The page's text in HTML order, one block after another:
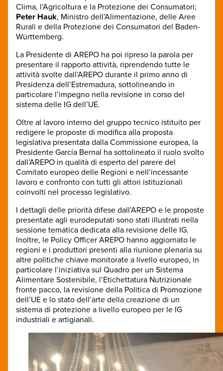
Clima, l’Agricoltura e la Protezione dei Consumatori;
Peter Hauk, Ministro dell’Alimentazione, delle Aree
Rurali e della Protezione dei Consumatori del Baden-
Württemberg.
La Presidente di AREPO ha poi ripreso la parola per
presentare il rapporto attività, riprendendo tutte le
attività svolte dall’AREPO durante il primo anno di
Presidenza dell’Estremadura, sottolineando in
particolare l’impegno nella revisione in corso del
sistema delle IG dell’UE.
Oltre al lavoro interno del gruppo tecnico istituito per
redigere le proposte di modifica alla proposta
legislativa presentata dalla Commissione europea, la
Presidente García Bernal ha sottolineato il ruolo svolto
dall’AREPO in qualità di esperto del parere del
Comitato europeo delle Regioni e nell’incessante
lavoro e confronto con tutti gli attori istituzionali
coinvolti nel processo legislativo.
I dettagli delle priorità difese dall’AREPO e le proposte
presentate agli eurodeputati sono stati illustrati nella
sessione tematica dedicata alla revisione delle IG.
Inoltre, le Policy Officer AREPO hanno aggiornato le
regioni e i produttori presenti alla riunione plenaria su
altre politiche chiave monitorate a livello europeo, in
particolare l’iniziativa sul Quadro per un Sistema
Alimentare Sostenibile, l’Etichettatura Nutrizionale
fronte pacco, la revisione della Politica di Promozione
dell’UE e lo stato dell’arte della creazione di un
sistema di protezione a livello europeo per le IG
industriali e artigianali.